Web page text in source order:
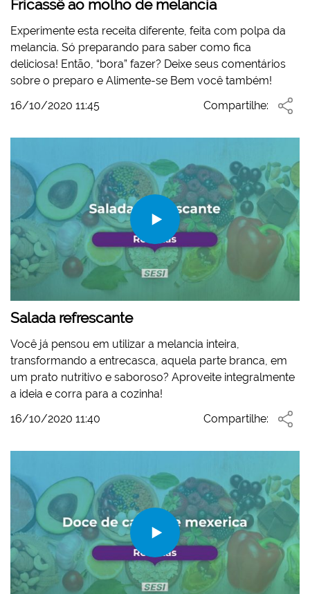
Fricassê ao molho de melancia
Experimente esta receita diferente, feita com polpa da
melancia. Só preparando para saber como fica
deliciosa! Então, “bora” fazer? Deixe seus comentários
sobre o preparo e Alimente-se Bem você também!
16/10/2020 11:45
Compartilhe:
Salada refrescante
Você já pensou em utilizar a melancia inteira,
transformando a entrecasca, aquela parte branca, em
um prato nutritivo e saboroso? Aproveite integralmente
a ideia e corra para a cozinha!
16/10/2020 11:40
Compartilhe: